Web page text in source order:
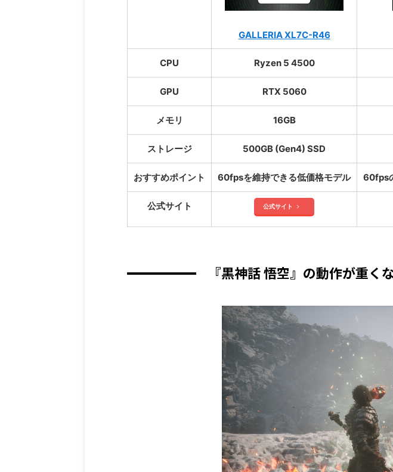
GALLERIA XL7C-R46
CPU Ryzen 5 4500
GPU RTX 5060
メモリ 16GB
ストレージ 500GB (Gen4) SSD
おすすめポイント 60fpsを維持できる低価格モデル 60fps
公式サイト 公式サイト
『黒神話 悟空』の動作が重く